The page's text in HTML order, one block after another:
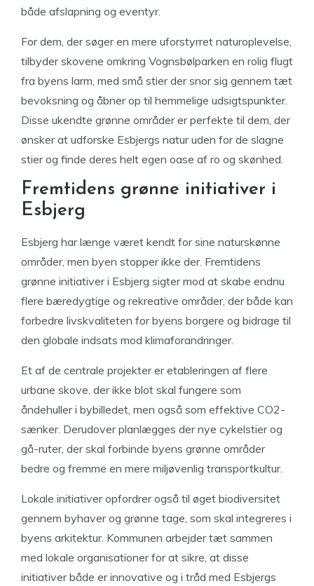
både afslapning og eventyr.
For dem, der søger en mere uforstyrret naturoplevelse,
tilbyder skovene omkring Vognsbølparken en rolig flugt
fra byens larm, med små stier der snor sig gennem tæt
bevoksning og åbner op til hemmelige udsigtspunkter.
Disse ukendte grønne områder er perfekte til dem, der
ønsker at udforske Esbjergs natur uden for de slagne
stier og finde deres helt egen oase af ro og skønhed.
Fremtidens grønne initiativer i
Esbjerg
Esbjerg har længe været kendt for sine naturskønne
områder, men byen stopper ikke der. Fremtidens
grønne initiativer i Esbjerg sigter mod at skabe endnu
flere bæredygtige og rekreative områder, der både kan
forbedre livskvaliteten for byens borgere og bidrage til
den globale indsats mod klimaforandringer.
Et af de centrale projekter er etableringen af flere
urbane skove, der ikke blot skal fungere som
åndehuller i bybilledet, men også som effektive CO2-
sænker. Derudover planlægges der nye cykelstier og
gå-ruter, der skal forbinde byens grønne områder
bedre og fremme en mere miljøvenlig transportkultur.
Lokale initiativer opfordrer også til øget biodiversitet
gennem byhaver og grønne tage, som skal integreres i
byens arkitektur. Kommunen arbejder tæt sammen
med lokale organisationer for at sikre, at disse
initiativer både er innovative og i tråd med Esbjergs